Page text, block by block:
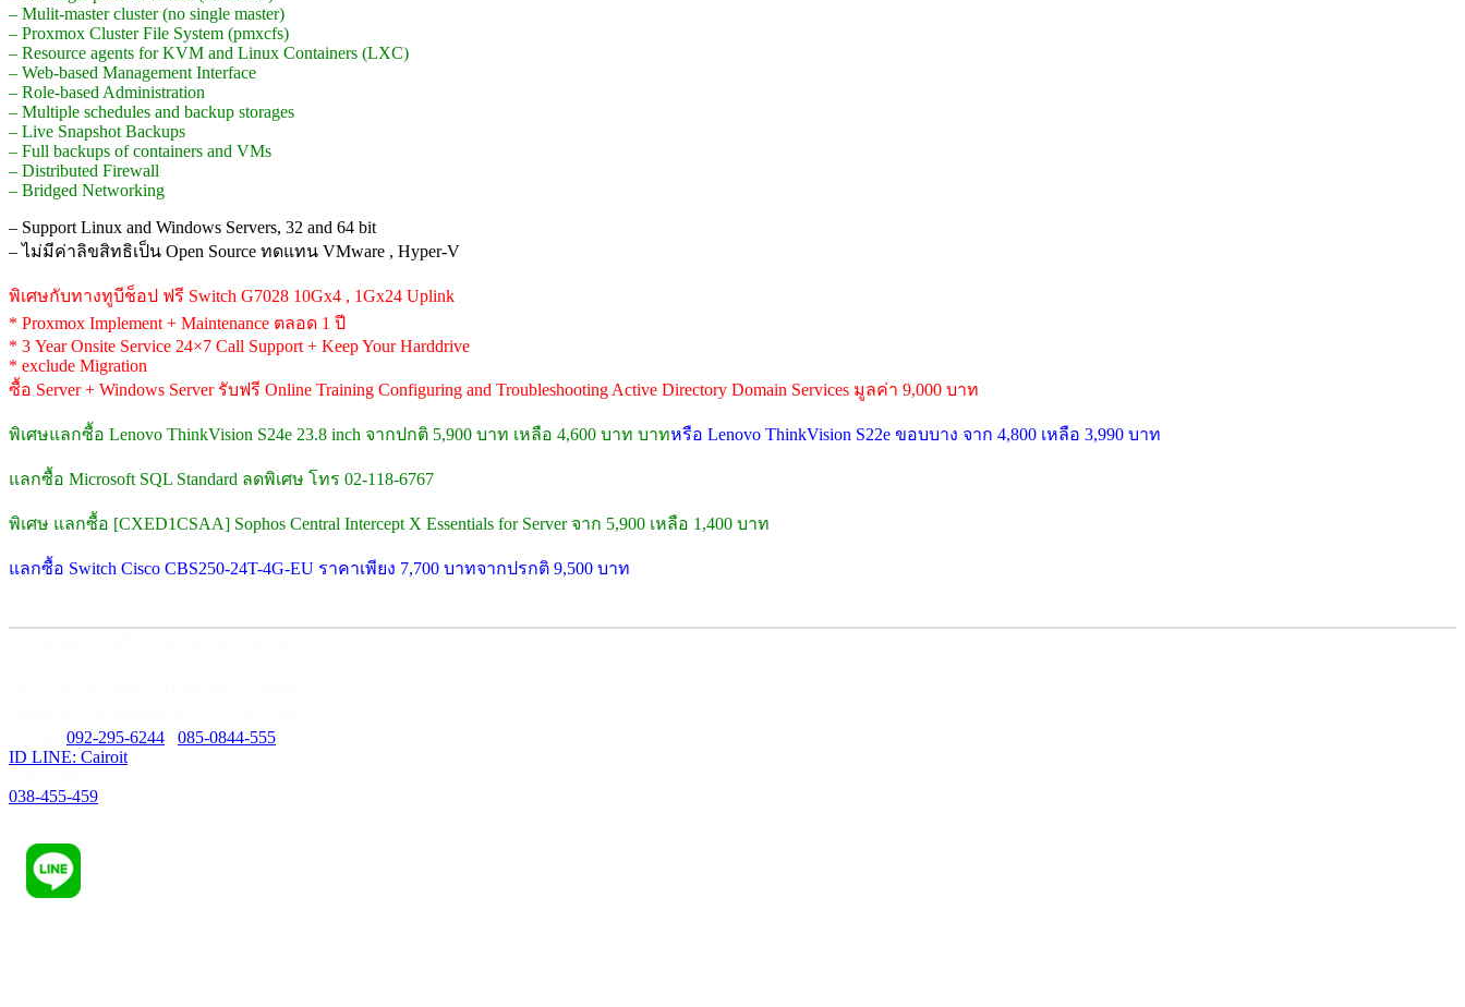
– Mulit-master cluster (no single master)
– Proxmox Cluster File System (pmxcfs)
– Resource agents for KVM and Linux Containers (LXC)
– Web-based Management Interface
– Role-based Administration
– Multiple schedules and backup storages
– Live Snapshot Backups
– Full backups of containers and VMs
– Distributed Firewall
– Bridged Networking
– Support Linux and Windows Servers, 32 and 64 bit
– ไม่มีค่าลิขสิทธิเป็น Open Source ทดแทน VMware , Hyper-V
พิเศษกับทางทูบีช็อป ฟรี Switch G7028 10Gx4 , 1Gx24 Uplink
* Proxmox Implement + Maintenance ตลอด 1 ปี
* 3 Year Onsite Service 24×7 Call Support + Keep Your Harddrive
* exclude Migration
ซื้อ Server + Windows Server รับฟรี Online Training Configuring and Troubleshooting Active Directory Domain Services มูลค่า 9,000 บาท
พิเศษแลกซื้อ Lenovo ThinkVision S24e 23.8 inch จากปกติ 5,900 บาท เหลือ 4,600 บาท บาทหรือ Lenovo ThinkVision S22e ขอบบาง จาก 4,800 เหลือ 3,990 บาท
แลกซื้อ Microsoft SQL Standard ลดพิเศษ โทร 02-118-6767
พิเศษ แลกซื้อ [CXED1CSAA] Sophos Central Intercept X Essentials for Server จาก 5,900 เหลือ 1,400 บาท
แลกซื้อ Switch Cisco CBS250-24T-4G-EU ราคาเพียง 7,700 บาทจากปรกติ 9,500 บาท
092-295-6244
085-0844-555
ID LINE: Cairoit
038-455-459